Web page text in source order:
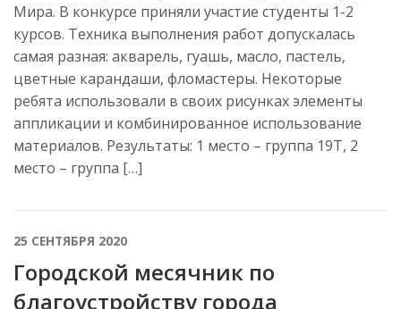
Мира. В конкурсе приняли участие студенты 1-2
курсов. Техника выполнения работ допускалась
самая разная: акварель, гуашь, масло, пастель,
цветные карандаши, фломастеры. Некоторые
ребята использовали в своих рисунках элементы
аппликации и комбинированное использование
материалов. Результаты: 1 место – группа 19Т, 2
место – группа […]
25 СЕНТЯБРЯ 2020
Городской месячник по
благоустройству города